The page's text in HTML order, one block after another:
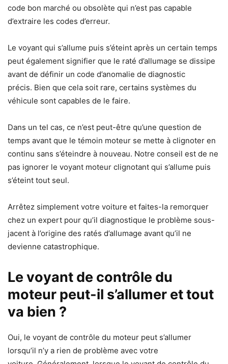
code bon marché ou obsolète qui n’est pas capable
d’extraire les codes d’erreur.
Le voyant qui s’allume puis s’éteint après un certain temps
peut également signifier que le raté d’allumage se dissipe
avant de définir un code d’anomalie de diagnostic
précis. Bien que cela soit rare, certains systèmes du
véhicule sont capables de le faire.
Dans un tel cas, ce n’est peut-être qu’une question de
temps avant que le témoin moteur se mette à clignoter en
continu sans s’éteindre à nouveau. Notre conseil est de ne
pas ignorer le voyant moteur clignotant qui s’allume puis
s’éteint tout seul.
Arrêtez simplement votre voiture et faites-la remorquer
chez un expert pour qu’il diagnostique le problème sous-
jacent à l’origine des ratés d’allumage avant qu’il ne
devienne catastrophique.
Le voyant de contrôle du
moteur peut-il s’allumer et tout
va bien ?
Oui, le voyant de contrôle du moteur peut s’allumer
lorsqu’il n’y a rien de problème avec votre